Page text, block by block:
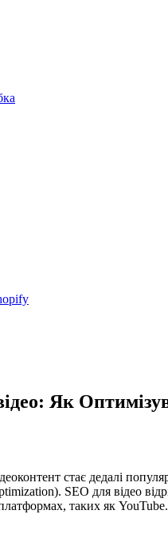
Як
стає дедалі
SEO для відео
таких як